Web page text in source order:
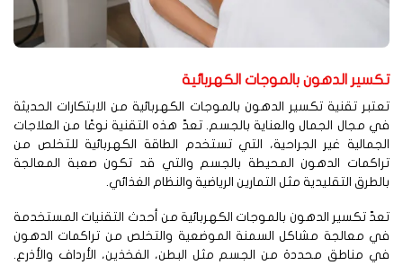
الدهون بالموجات الكهربائية
تقنية تكسير الدهون بالموجات الكهربائية من الابتكارات الحديثة
مجال الجمال والعناية بالجسم. تعدّ هذه التقنية نوعًا من العلاجات
غير الجراحية، التي تستخدم الطاقة الكهربائية للتخلص من
الدهون المحيطة بالجسم والتي قد تكون صعبة المعالجة
التقليدية مثل التمارين الرياضية والنظام الغذائي.
تكسير الدهون بالموجات الكهربائية من أحدث التقنيات المستخدمة
معالجة مشاكل السمنة الموضعية والتخلص من تراكمات الدهون
مناطق محددة من الجسم مثل البطن، الفخذين، الأرداف والأذرع.